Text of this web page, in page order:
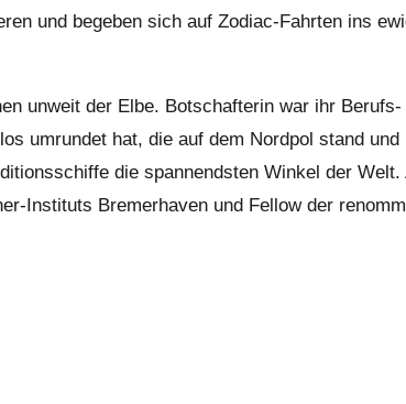
und begeben sich auf Zodiac-Fahrten ins
unweit der Elbe. Botschafterin war ihr
umrundet hat, die auf dem Nordpol stand
die spannendsten Winkel der
Instituts Bremerhaven und Fellow der